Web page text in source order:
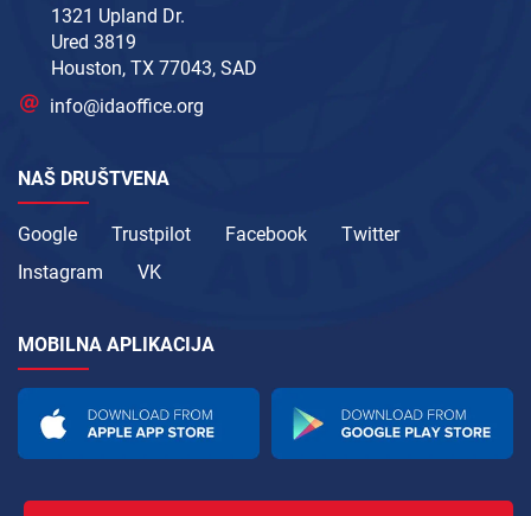
1321 Upland Dr.
Ured 3819
Houston, TX 77043, SAD
info@idaoffice.org
NAŠ DRUŠTVENA
Google Trustpilot Facebook
Twitter
Instagram
VK
MOBILNA APLIKACIJA